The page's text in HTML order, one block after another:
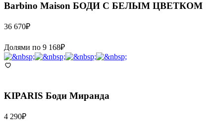
Barbino Maison БОДИ С БЕЛЫМ ЦВЕТКОМ
36 670₽
Долями по 9 168₽
KIPARIS Боди Миранда
4 290₽